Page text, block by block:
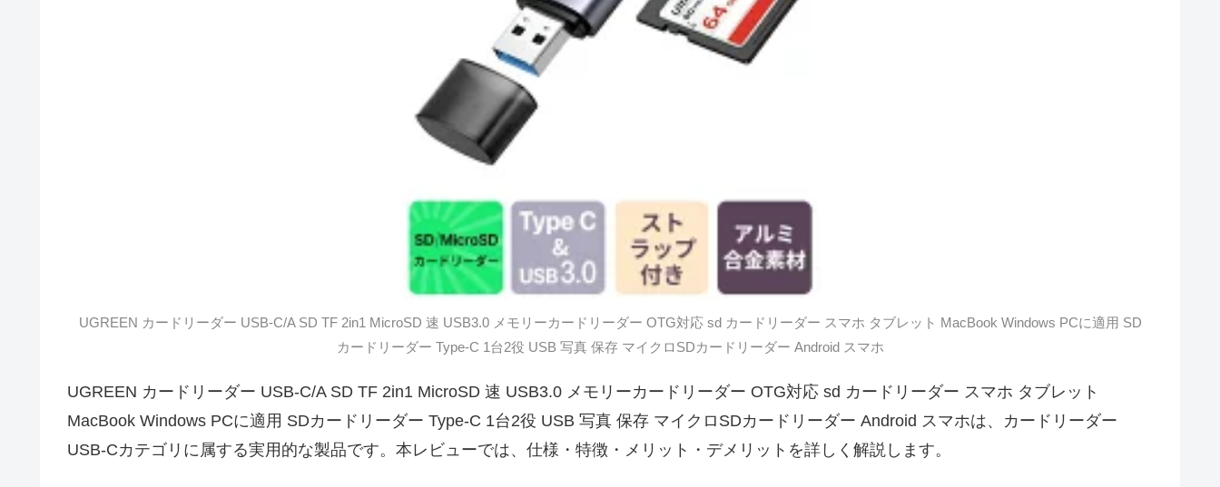
UGREEN カードリーダー USB-C/A SD TF 2in1 MicroSD 速 USB3.0 メモリーカードリーダー OTG対応 sd カードリーダー スマホ タブレット MacBook Windows PCに適用 SD
カードリーダー Type-C 1台2役 USB 写真 保存 マイクロSDカードリーダー Android スマホ
UGREEN カードリーダー USB-C/A SD TF 2in1 MicroSD 速 USB3.0 メモリーカードリーダー OTG対応 sd カードリーダー スマホ タブレット
MacBook Windows PCに適用 SDカードリーダー Type-C 1台2役 USB 写真 保存 マイクロSDカードリーダー Android スマホは、カードリーダー
USB-Cカテゴリに属する実用的な製品です。本レビューでは、仕様・特徴・メリット・デメリットを詳しく解説します。